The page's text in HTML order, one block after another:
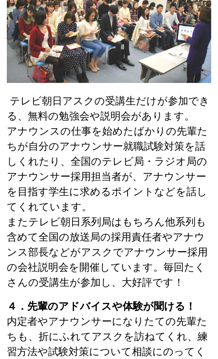
テレビ朝日アスクの受講生だけが参加でき
る、無料の勉強会や説明会があります。
アナウンスの仕事を始めたばかりの先輩た
ちが自分のアナウンサー就職試験対策を話
しくれたり、全国のテレビ局・ラジオ局の
アナウンサー採用担当者が、アナウンサー
を目指す学生に求めるポイントなどを話し
てくれています。
またテレビ朝日系列局はもちろん他系列も
含めて全国の放送局の採用責任者やアナウ
ンス部長などがアスクでアナウンサー採用
の会社説明会を開催しています。毎回たく
さんの受講生が参加し、大好評です！
４．先輩のアドバイスや体験が聞ける！
内定者やアナウンサーになりたての先輩た
ちも、折にふれてアスクを訪ねてくれ、練
習方法や試験対策について相談にのってく